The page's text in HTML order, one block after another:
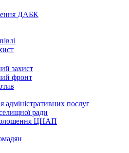
ДАБК
захист
фронт
адміністративних послуг
ради
ЦНАП